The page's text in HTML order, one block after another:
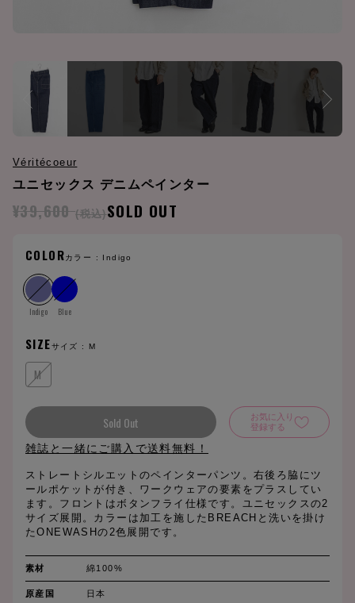
Véritécoeur
ユニセックス デニムペインター
¥39,600 (税込)SOLD OUT
COLORカラー : Indigo
Indigo Blue
SIZEサイズ : M
M
Sold Out
お気に入り
登録する
雑誌と一緒にご購入で送料無料！
ストレートシルエットのペインターパンツ。右後ろ脇にツ
ールポケットが付き、ワークウェアの要素をプラスしてい
ます。フロントはボタンフライ仕様です。ユニセックスの2
サイズ展開。カラーは加工を施したBREACHと洗いを掛け
たONEWASHの2色展開です。
素材 綿100%
原産国 日本